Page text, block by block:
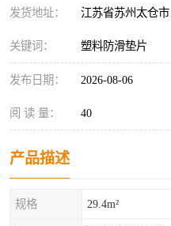
发货地址： 江苏省苏州太仓市
关键词： 塑料防滑垫片
发布日期： 2026-08-06
阅 读 量： 40
产品描述
规格 29.4m²